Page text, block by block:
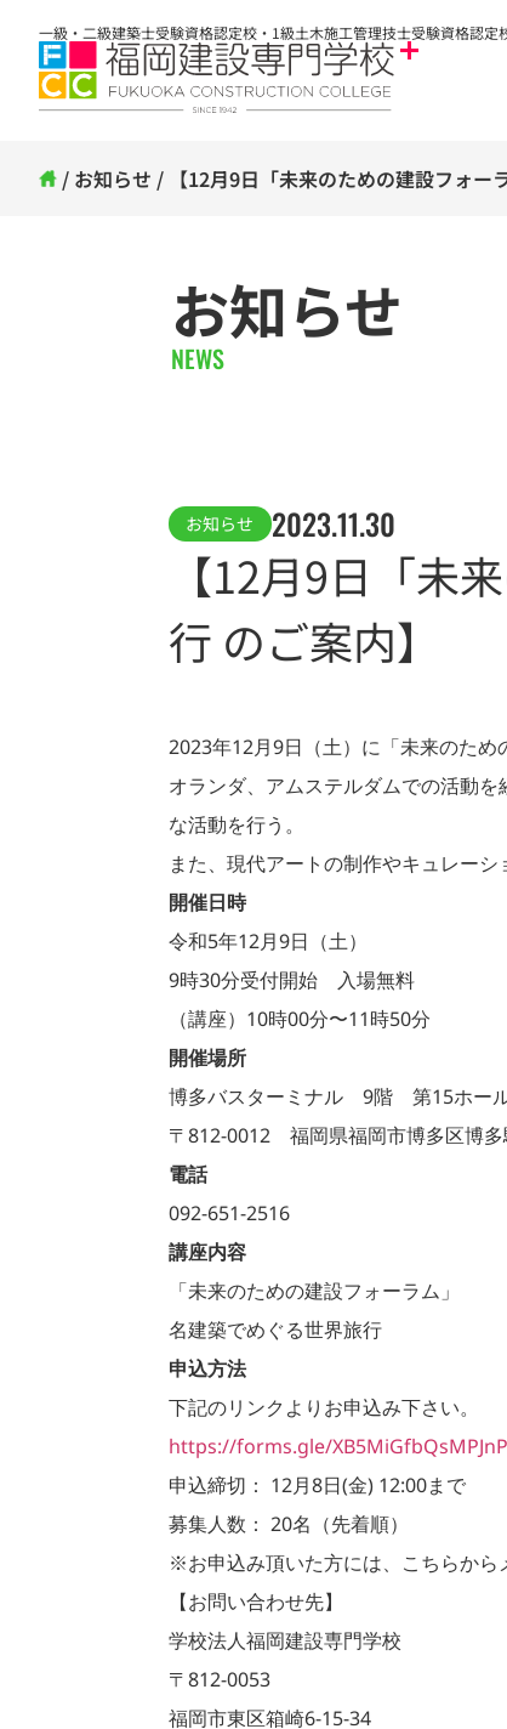
一級・二級建築士受験資格認定校・1級土木施工管理技士受験資格認定
/ お知らせ / 【12月9日「未来のための建設フォー
お知らせ
NEWS
お知らせ 2023.11.30
【12月9日「未
行 のご案内】
2023年12月9日（土）に「未来のため
オランダ、アムステルダムでの活動
な活動を行う。
また、現代アートの制作やキュレー
開催日時
令和5年12月9日（土）
9時30分受付開始 入場無料
（講座）10時00分〜11時50分
開催場所
博多バスターミナル 9階 第15ホー
〒812-0012 福岡県福岡市博多区博多
電話
092-651-2516
講座内容
「未来のための建設フォーラム」
名建築でめぐる世界旅行
申込方法
下記のリンクよりお申込み下さい。
https://forms.gle/
申込締切： 12月8日(金) 12:00まで
募集人数： 20名（先着順）
※お申込み頂いた方には、こちらから
【お問い合わせ先】
学校法人福岡建設専門学校
〒812-0053
福岡市東区箱崎6-15-34